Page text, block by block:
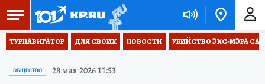
ТУРНАВИГАТОР ДЛЯ СВОИХ НОВОСТИ УБИЙСТВО ЭКС-МЭРА
ОБЩЕСТВО 28 мая 2026 11:53